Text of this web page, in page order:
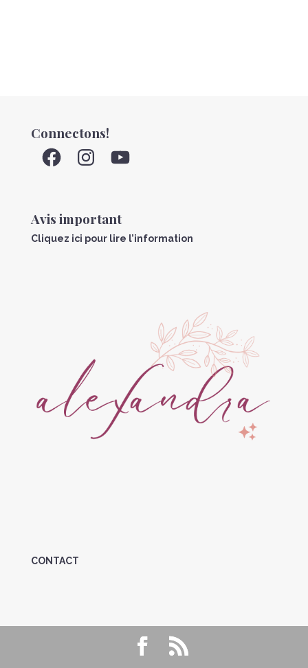
Connectons!
FacebookInstagramYouTube
Avis important
Cliquez ici pour lire l’information
CONTACT